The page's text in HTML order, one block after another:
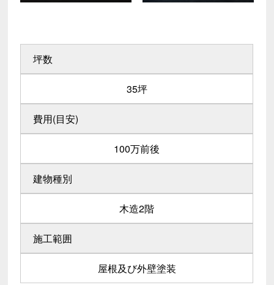
坪数
35坪
費用(目安)
100万前後
建物種別
木造2階
施工範囲
屋根及び外壁塗装